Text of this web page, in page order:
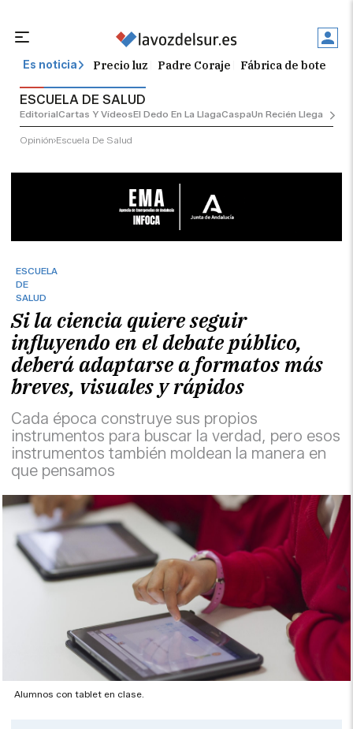
Es noticia Precio luz Padre Coraje Fábrica de botellas
ESCUELA DE SALUD
EditorialCartas Y VídeosEl Dedo En La LlagaCaspaUn Recién Llegado
Opinión Escuela De Salud
ESCUELA
DE
SALUD
Si la ciencia quiere seguir
influyendo en el debate público,
deberá adaptarse a formatos más
breves, visuales y rápidos
Cada época construye sus propios
instrumentos para buscar la verdad, pero esos
instrumentos también moldean la manera en
que pensamos
Alumnos con tablet en clase.